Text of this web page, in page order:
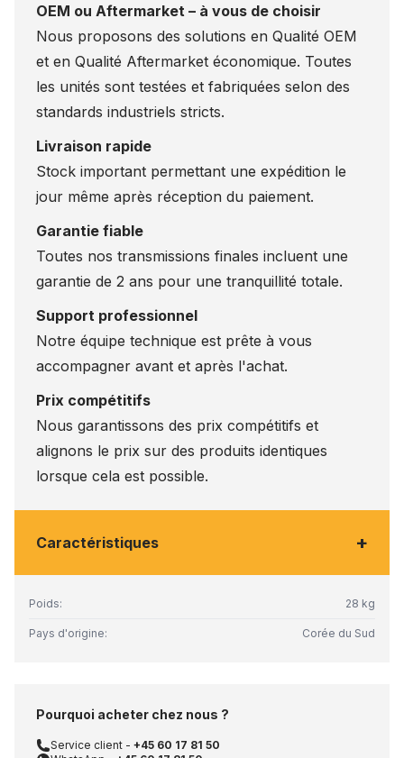
OEM ou Aftermarket – à vous de choisir
Nous proposons des solutions en Qualité OEM
et en Qualité Aftermarket économique. Toutes
les unités sont testées et fabriquées selon des
standards industriels stricts.
Livraison rapide
Stock important permettant une expédition le
jour même après réception du paiement.
Garantie fiable
Toutes nos transmissions finales incluent une
garantie de 2 ans pour une tranquillité totale.
Support professionnel
Notre équipe technique est prête à vous
accompagner avant et après l'achat.
Prix compétitifs
Nous garantissons des prix compétitifs et
alignons le prix sur des produits identiques
lorsque cela est possible.
Caractéristiques +
Poids: 28 kg
Pays d'origine: Corée du Sud
Pourquoi acheter chez nous ?
Service client - +45 60 17 81 50